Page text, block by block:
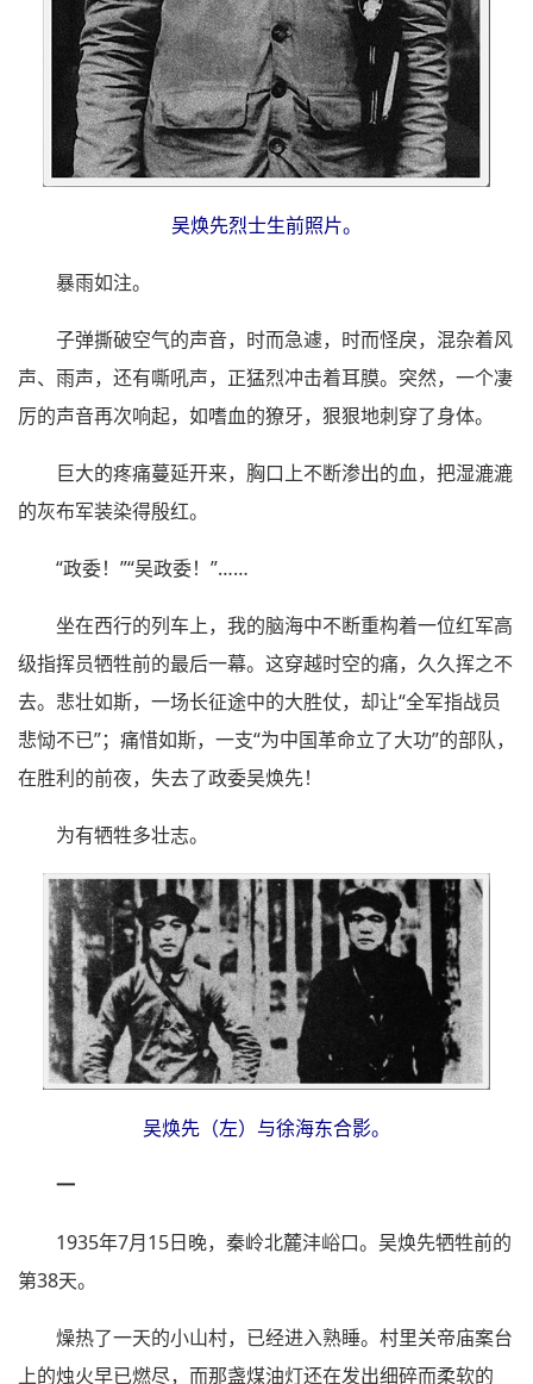
吴焕先烈士生前照片。
暴雨如注。
子弹撕破空气的声音，时而急遽，时而怪戾，混杂着风
声、雨声，还有嘶吼声，正猛烈冲击着耳膜。突然，一个凄
厉的声音再次响起，如嗜血的獠牙，狠狠地刺穿了身体。
巨大的疼痛蔓延开来，胸口上不断渗出的血，把湿漉漉
的灰布军装染得殷红。
“政委！”“吴政委！”……
坐在西行的列车上，我的脑海中不断重构着一位红军高
级指挥员牺牲前的最后一幕。这穿越时空的痛，久久挥之不
去。悲壮如斯，一场长征途中的大胜仗，却让“全军指战员
悲恸不已”；痛惜如斯，一支“为中国革命立了大功”的部队，
在胜利的前夜，失去了政委吴焕先！
为有牺牲多壮志。
吴焕先（左）与徐海东合影。
一
1935年7月15日晚，秦岭北麓沣峪口。吴焕先牺牲前的
第38天。
燥热了一天的小山村，已经进入熟睡。村里关帝庙案台
上的烛火早已燃尽，而那盏煤油灯还在发出细碎而柔软的